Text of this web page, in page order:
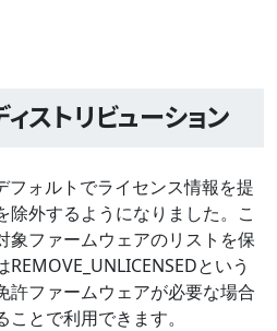
ストリビューション
ォルトでライセンス情報を提
除外するようになりました。こ
象ファームウェアのリストを保
という
許ファームウェアが必要な場合
とで利用できます。